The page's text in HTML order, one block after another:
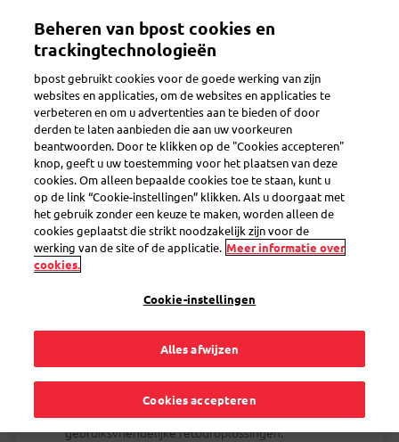
inhoud
Toggle navigation
Win het vertrouwen van uw klanten met
Vergroot de aankoopkansen op uw webshop
Genereer extra conversie, ervaar meer terugkerende
gebruiksvriendelijke retouroplossingen.
2 op de 3 online shoppers beoordelen uw retouroplossingen
voor aankoop.
Beheren van bpost cookies en
trackingtechnologieën
bpost gebruikt cookies voor de goede werking van zijn
websites en applicaties, om de websites en applicaties te
verbeteren en om u advertenties aan te bieden of door
derden te laten aanbieden die aan uw voorkeuren
beantwoorden. Door te klikken op de "Cookies accepteren"
knop, geeft u uw toestemming voor het plaatsen van deze
cookies. Om alleen bepaalde cookies toe te staan, kunt u
op de link “Cookie-instellingen” klikken. Als u doorgaat met
het gebruik zonder een keuze te maken, worden alleen de
cookies geplaatst die strikt noodzakelijk zijn voor de
werking van de site of de applicatie. Meer informatie over
cookies.
Cookie-instellingen
Alles afwijzen
Cookies accepteren